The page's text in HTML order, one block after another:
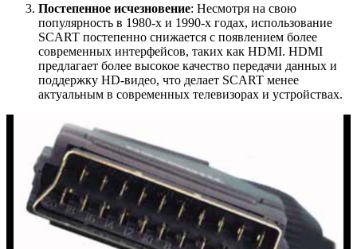
Постепенное исчезновение: Несмотря на свою
популярность в 1980-х и 1990-х годах, использование
SCART постепенно снижается с появлением более
современных интерфейсов, таких как HDMI. HDMI
предлагает более высокое качество передачи данных и
поддержку HD-видео, что делает SCART менее
актуальным в современных телевизорах и устройствах.